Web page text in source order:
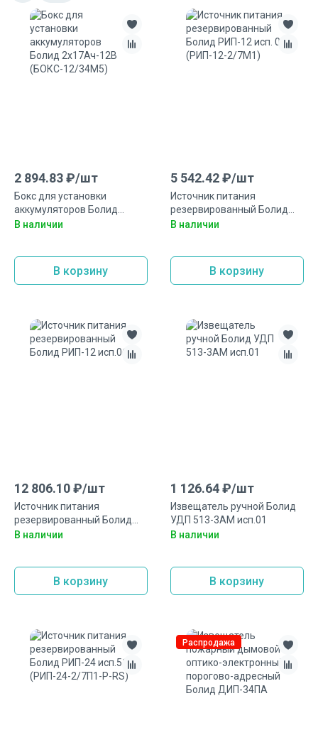
2 894.83₽/шт
Бокс для установки
аккумуляторов Болид
2x17Ач-12В
В наличии
В корзину
5 542.42₽/шт
Источник питания
резервированный Болид
РИП-12 исп. 02 (РИП-12-
В наличии
В корзину
12 806.10₽/шт
Источник питания
резервированный Болид
РИП-12 исп.06
В наличии
В корзину
1 126.64₽/шт
Извещатель ручной Болид
УДП 513-3АМ исп.01
В наличии
В корзину
Распродажа